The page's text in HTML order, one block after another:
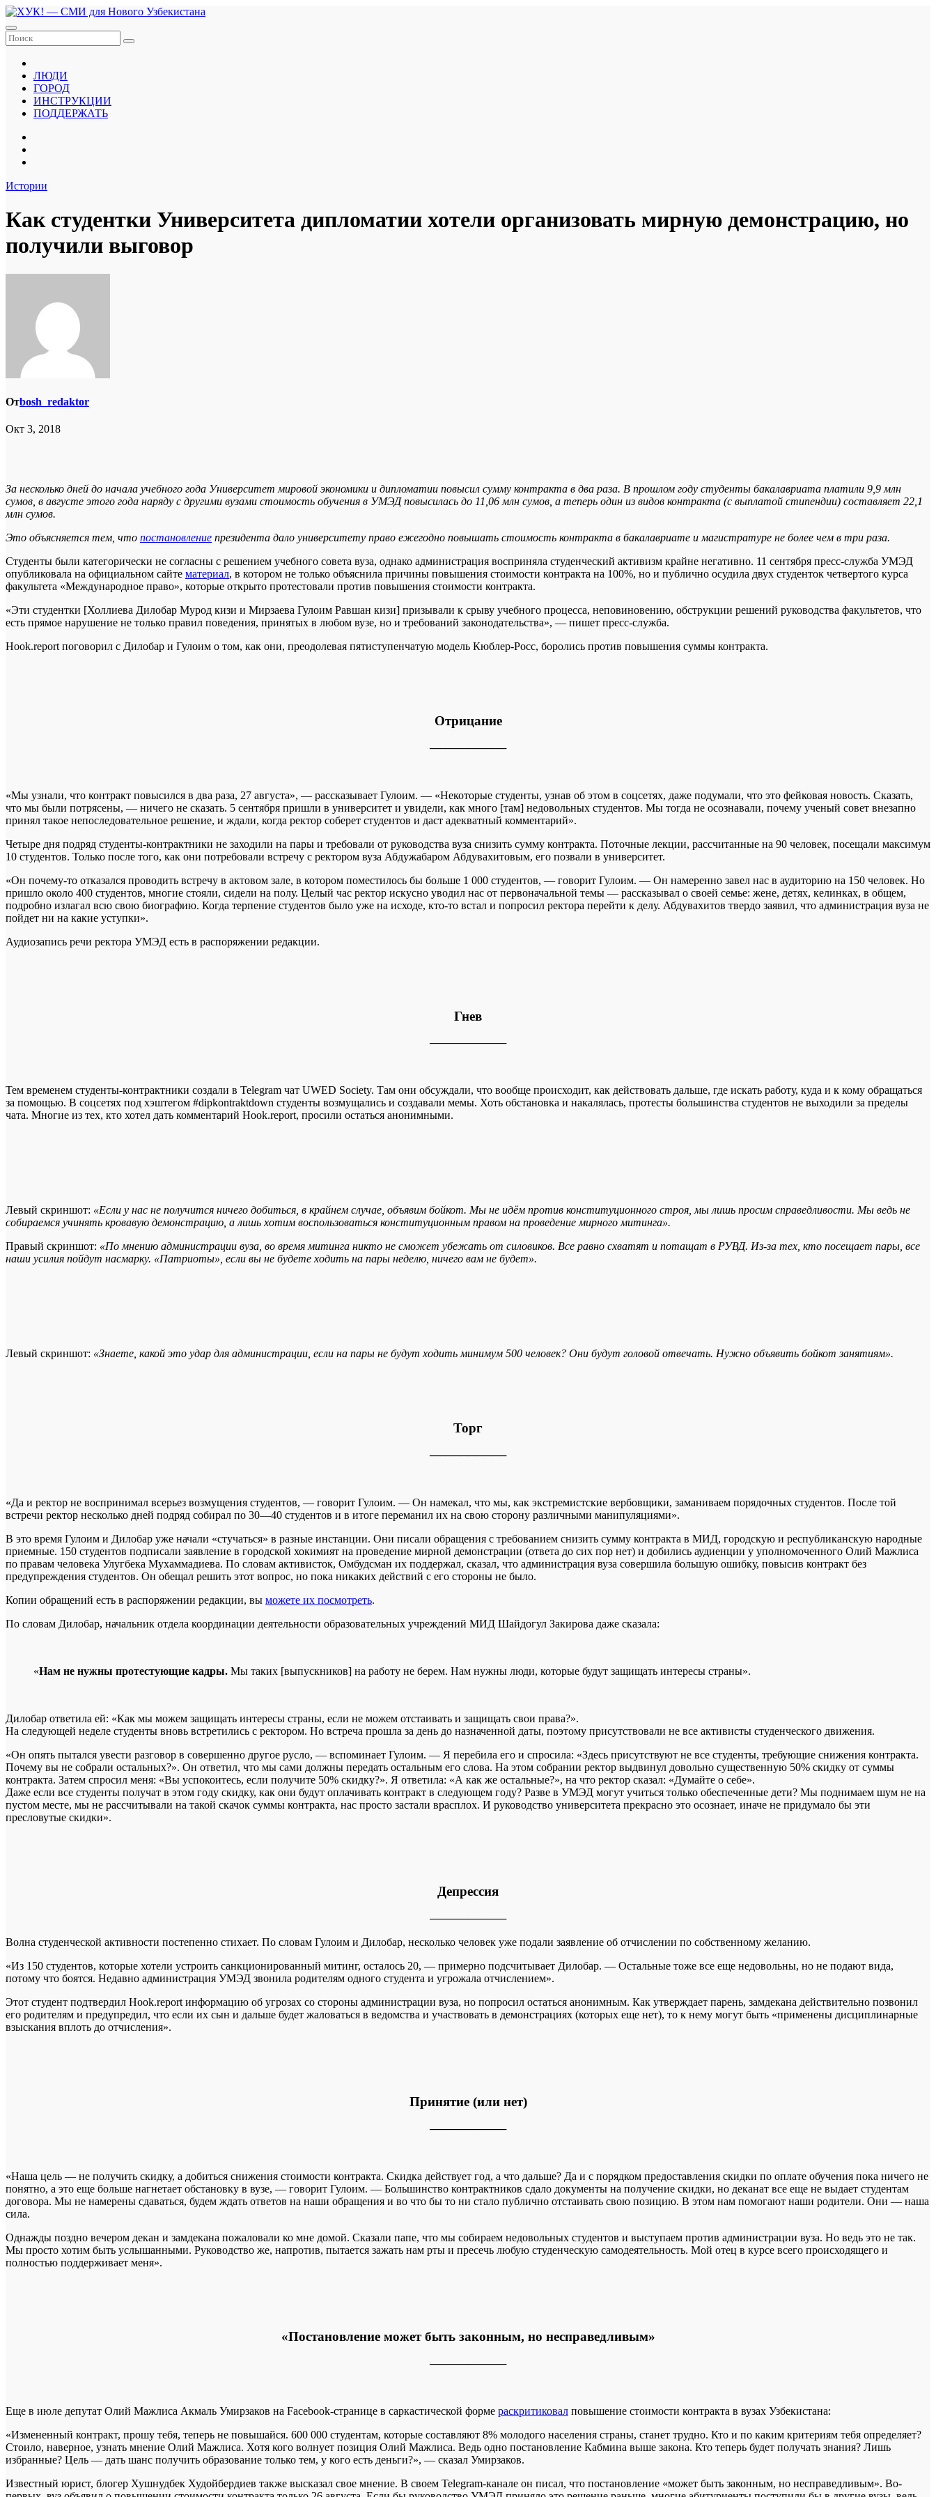
Перейти
к
содержанию
ЛЮДИ
ГОРОД
ИНСТРУКЦИИ
ПОДДЕРЖАТЬ
Истории
Как студентки Университета дипломатии хотели организовать мирную демонстрацию, но
получили выговор
Отbosh_redaktor
Окт 3, 2018
За несколько дней до начала учебного года Университет мировой экономики и дипломатии повысил сумму контракта в два раза. В прошлом году студенты бакалавриата платили 9,9 млн
сумов, в августе этого года наряду с другими вузами стоимость обучения в УМЭД повысилась до 11,06 млн сумов, а теперь один из видов контракта (с выплатой стипендии) составляет 22,1
млн сумов.
Это объясняется тем, что постановление президента дало университету право ежегодно повышать стоимость контракта в бакалавриате и магистратуре не более чем в три раза.
Студенты были категорически не согласны с решением учебного совета вуза, однако администрация восприняла студенческий активизм крайне негативно. 11 сентября пресс-служба УМЭД
опубликовала на официальном сайте материал, в котором не только объяснила причины повышения стоимости контракта на 100%, но и публично осудила двух студенток четвертого курса
факультета «Международное право», которые открыто протестовали против повышения стоимости контракта.
«Эти студентки [Холлиева Дилобар Мурод кизи и Мирзаева Гулоим Равшан кизи] призывали к срыву учебного процесса, неповиновению, обструкции решений руководства факультетов, что
есть прямое нарушение не только правил поведения, принятых в любом вузе, но и требований законодательства», — пишет пресс-служба.
Hook.report поговорил с Дилобар и Гулоим о том, как они, преодолевая пятиступенчатую модель Кюблер-Росс, боролись против повышения суммы контракта.
Отрицание
──────────
«Мы узнали, что контракт повысился в два раза, 27 августа», — рассказывает Гулоим. — «Некоторые студенты, узнав об этом в соцсетях, даже подумали, что это фейковая новость. Сказать,
что мы были потрясены, — ничего не сказать. 5 сентября пришли в университет и увидели, как много [там] недовольных студентов. Мы тогда не осознавали, почему ученый совет внезапно
принял такое непоследовательное решение, и ждали, когда ректор соберет студентов и даст адекватный комментарий».
Четыре дня подряд студенты-контрактники не заходили на пары и требовали от руководства вуза снизить сумму контракта. Поточные лекции, рассчитанные на 90 человек, посещали максимум
10 студентов. Только после того, как они потребовали встречу с ректором вуза Абдужабаром Абдувахитовым, его позвали в университет.
«Он почему-то отказался проводить встречу в актовом зале, в котором поместилось бы больше 1 000 студентов, — говорит Гулоим. — Он намеренно завел нас в аудиторию на 150 человек. Но
пришло около 400 студентов, многие стояли, сидели на полу. Целый час ректор искусно уводил нас от первоначальной темы — рассказывал о своей семье: жене, детях, келинках, в общем,
подробно излагал всю свою биографию. Когда терпение студентов было уже на исходе, кто-то встал и попросил ректора перейти к делу. Абдувахитов твердо заявил, что администрация вуза не
пойдет ни на какие уступки».
Аудиозапись речи ректора УМЭД есть в распоряжении редакции.
Гнев
──────────
Тем временем студенты-контрактники создали в Telegram чат UWED Society. Там они обсуждали, что вообще происходит, как действовать дальше, где искать работу, куда и к кому обращаться
за помощью. В соцсетях под хэштегом #dipkontraktdown студенты возмущались и создавали мемы. Хоть обстановка и накалялась, протесты большинства студентов не выходили за пределы
чата. Многие из тех, кто хотел дать комментарий Hook.report, просили остаться анонимными.
Левый скриншот: «Если у нас не получится ничего добиться, в крайнем случае, объявим бойкот. Мы не идём против конституционного строя, мы лишь просим справедливости. Мы ведь не
собираемся учинять кровавую демонстрацию, а лишь хотим воспользоваться конституционным правом на проведение мирного митинга».
Правый скриншот: «По мнению администрации вуза, во время митинга никто не сможет убежать от силовиков. Все равно схватят и потащат в РУВД. Из-за тех, кто посещает пары, все
наши усилия пойдут насмарку. «Патриоты», если вы не будете ходить на пары неделю, ничего вам не будет».
Левый скриншот: «Знаете, какой это удар для администрации, если на пары не будут ходить минимум 500 человек? Они будут головой отвечать. Нужно объявить бойкот занятиям».
Торг
──────────
«Да и ректор не воспринимал всерьез возмущения студентов, — говорит Гулоим. — Он намекал, что мы, как экстремистские вербовщики, заманиваем порядочных студентов. После той
встречи ректор несколько дней подряд собирал по 30—40 студентов и в итоге переманил их на свою сторону различными манипуляциями».
В это время Гулоим и Дилобар уже начали «стучаться» в разные инстанции. Они писали обращения с требованием снизить сумму контракта в МИД, городскую и республиканскую народные
приемные. 150 студентов подписали заявление в городской хокимият на проведение мирной демонстрации (ответа до сих пор нет) и добились аудиенции у уполномоченного Олий Мажлиса
по правам человека Улугбека Мухаммадиева. По словам активисток, Омбудсман их поддержал, сказал, что администрация вуза совершила большую ошибку, повысив контракт без
предупреждения студентов. Он обещал решить этот вопрос, но пока никаких действий с его стороны не было.
Копии обращений есть в распоряжении редакции, вы можете их посмотреть.
По словам Дилобар, начальник отдела координации деятельности образовательных учреждений МИД Шайдогул Закирова даже сказала:
«Нам не нужны протестующие кадры. Мы таких [выпускников] на работу не берем. Нам нужны люди, которые будут защищать интересы страны».
Дилобар ответила ей: «Как мы можем защищать интересы страны, если не можем отстаивать и защищать свои права?».
На следующей неделе студенты вновь встретились с ректором. Но встреча прошла за день до назначенной даты, поэтому присутствовали не все активисты студенческого движения.
«Он опять пытался увести разговор в совершенно другое русло, — вспоминает Гулоим. — Я перебила его и спросила: «Здесь присутствуют не все студенты, требующие снижения контракта.
Почему вы не собрали остальных?». Он ответил, что мы сами должны передать остальным его слова. На этом собрании ректор выдвинул довольно существенную 50% скидку от суммы
контракта. Затем спросил меня: «Вы успокоитесь, если получите 50% скидку?». Я ответила: «А как же остальные?», на что ректор сказал: «Думайте о себе».
Даже если все студенты получат в этом году скидку, как они будут оплачивать контракт в следующем году? Разве в УМЭД могут учиться только обеспеченные дети? Мы поднимаем шум не на
пустом месте, мы не рассчитывали на такой скачок суммы контракта, нас просто застали врасплох. И руководство университета прекрасно это осознает, иначе не придумало бы эти
пресловутые скидки».
Депрессия
──────────
Волна студенческой активности постепенно стихает. По словам Гулоим и Дилобар, несколько человек уже подали заявление об отчислении по собственному желанию.
«Из 150 студентов, которые хотели устроить санкционированный митинг, осталось 20, — примерно подсчитывает Дилобар. — Остальные тоже все еще недовольны, но не подают вида,
потому что боятся. Недавно администрация УМЭД звонила родителям одного студента и угрожала отчислением».
Этот студент подтвердил Hook.report информацию об угрозах со стороны администрации вуза, но попросил остаться анонимным. Как утверждает парень, замдекана действительно позвонил
его родителям и предупредил, что если их сын и дальше будет жаловаться в ведомства и участвовать в демонстрациях (которых еще нет), то к нему могут быть «применены дисциплинарные
взыскания вплоть до отчисления».
Принятие (или нет)
──────────
«Наша цель — не получить скидку, а добиться снижения стоимости контракта. Скидка действует год, а что дальше? Да и с порядком предоставления скидки по оплате обучения пока ничего не
понятно, а это еще больше нагнетает обстановку в вузе, — говорит Гулоим. — Большинство контрактников сдало документы на получение скидки, но деканат все еще не выдает студентам
договора. Мы не намерены сдаваться, будем ждать ответов на наши обращения и во что бы то ни стало публично отстаивать свою позицию. В этом нам помогают наши родители. Они — наша
сила.
Однажды поздно вечером декан и замдекана пожаловали ко мне домой. Сказали папе, что мы собираем недовольных студентов и выступаем против администрации вуза. Но ведь это не так.
Мы просто хотим быть услышанными. Руководство же, напротив, пытается зажать нам рты и пресечь любую студенческую самодеятельность. Мой отец в курсе всего происходящего и
полностью поддерживает меня».
«Постановление может быть законным, но несправедливым»
──────────
Еще в июле депутат Олий Мажлиса Акмаль Умирзаков на Facebook-странице в саркастической форме раскритиковал повышение стоимости контракта в вузах Узбекистана:
«Измененный контракт, прошу тебя, теперь не повышайся. 600 000 студентам, которые составляют 8% молодого населения страны, станет трудно. Кто и по каким критериям тебя определяет?
Стоило, наверное, узнать мнение Олий Мажлиса. Хотя кого волнует позиция Олий Мажлиса. Ведь одно постановление Кабмина выше закона. Кто теперь будет получать знания? Лишь
избранные? Цель — дать шанс получить образование только тем, у кого есть деньги?», — сказал Умирзаков.
Известный юрист, блогер Хушнудбек Худойбердиев также высказал свое мнение. В своем Telegram-канале он писал, что постановление «может быть законным, но несправедливым». Во-